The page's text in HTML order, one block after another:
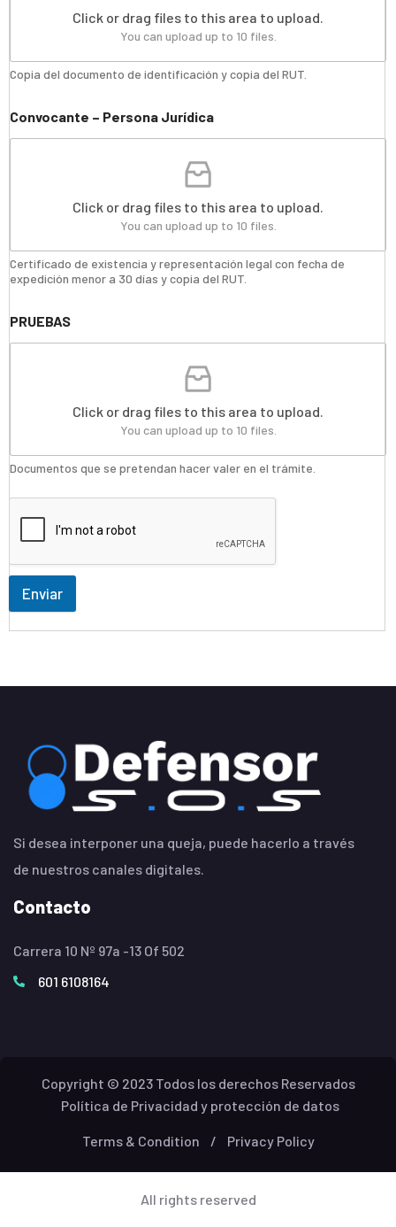
Click or drag files to this area to upload.
You can upload up to 10 files.
Copia del documento de identificación y copia del RUT.
Convocante – Persona Jurídica
Click or drag files to this area to upload.
You can upload up to 10 files.
Certificado de existencia y representación legal con fecha de
expedición menor a 30 días y copia del RUT.
PRUEBAS
Click or drag files to this area to upload.
You can upload up to 10 files.
Documentos que se pretendan hacer valer en el trámite.
Enviar
Si desea interponer una queja, puede hacerlo a través
de nuestros canales digitales.
Contacto
Carrera 10 Nº 97a -13 Of 502
601 6108164
Copyright © 2023 Todos los derechos Reservados
Política de Privacidad y protección de datos
Terms & Condition / Privacy Policy
All rights reserved